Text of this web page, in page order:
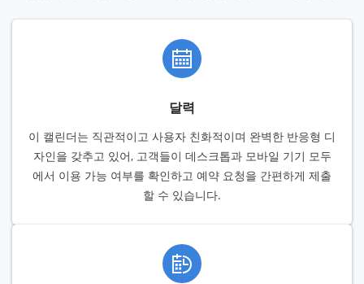
달력
이 캘린더는 직관적이고 사용자 친화적이며 완벽한 반응형 디
자인을 갖추고 있어, 고객들이 데스크톱과 모바일 기기 모두
에서 이용 가능 여부를 확인하고 예약 요청을 간편하게 제출
할 수 있습니다.